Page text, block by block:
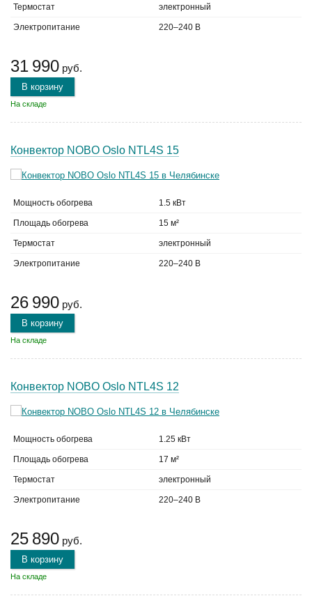
Термостат электронный
Электропитание 220–240 В
31 990 руб.
В корзину
На складе
Конвектор NOBO Oslo NTL4S 15
Мощность обогрева 1.5 кВт
Площадь обогрева 15 м²
Термостат электронный
Электропитание 220–240 В
26 990 руб.
В корзину
На складе
Конвектор NOBO Oslo NTL4S 12
Мощность обогрева 1.25 кВт
Площадь обогрева 17 м²
Термостат электронный
Электропитание 220–240 В
25 890 руб.
В корзину
На складе